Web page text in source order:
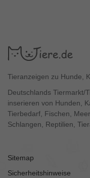
Tieranzeigen zu Hunde,
Deutschlands Tiermarkt/
inserieren von Hunden,
Tierbedarf, Fischen,
Schlangen, Reptilien,
Sitemap
Sicherheitshinweise